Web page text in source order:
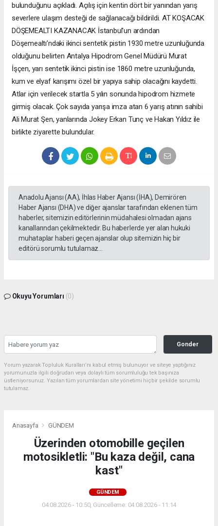
bulunduğunu açıkladı. Açılış için kentin dört bir yanından yarış
severlere ulaşım desteği de sağlanacağı bildirildi. AT KOŞACAK
DÖŞEMEALTI KAZANACAK İstanbul'un ardından
Döşemealtı’ndaki ikinci sentetik pistin 1930 metre uzunluğunda
olduğunu belirten Antalya Hipodrom Genel Müdürü Murat
İşçen, yarı sentetik ikinci pistin ise 1860 metre uzunluğunda,
kum ve elyaf karışımı özel bir yapıya sahip olacağını kaydetti.
Atlar için verilecek startla 5 yılın sonunda hipodrom hizmete
girmiş olacak. Çok sayıda yarışa imza atan 6 yarış atının sahibi
Ali Murat Şen, yanlarında Jokey Erkan Tunç ve Hakan Yıldız ile
birlikte ziyarette bulundular.
Anadolu Ajansı (AA), İhlas Haber Ajansı (İHA), Demirören
Haber Ajansı (DHA) ve diğer ajanslar tarafından eklenen tüm
haberler, sitemizin editörlerinin müdahalesi olmadan ajans
kanallarından çekilmektedir. Bu haberlerde yer alan hukuki
muhataplar haberi geçen ajanslar olup sitemizin hiç bir
editörü sorumlu tutulamaz...
Okuyu Yorumları (0)
Gonder
Yorum yazarak Topluluk Kuralları’nı kabul etmiş bulunuyor ve siteye yaptığınız
yorumunuzla ilgili doğrudan veya dolaylı tüm sorumluluğu tek başınıza
üstleniyorsunuz. Yazılan tüm yorumlardan site yönetimi hiçbir şekilde sorumlu
tutulamaz.
Anasayfa GÜNDEM
Üzerinden otomobille geçilen
motosikletli: "Bu kaza değil, cana
kast"
GÜNDEM
04.08.2026 - 10:50, Güncelleme: 04.08.2026 - 11:14